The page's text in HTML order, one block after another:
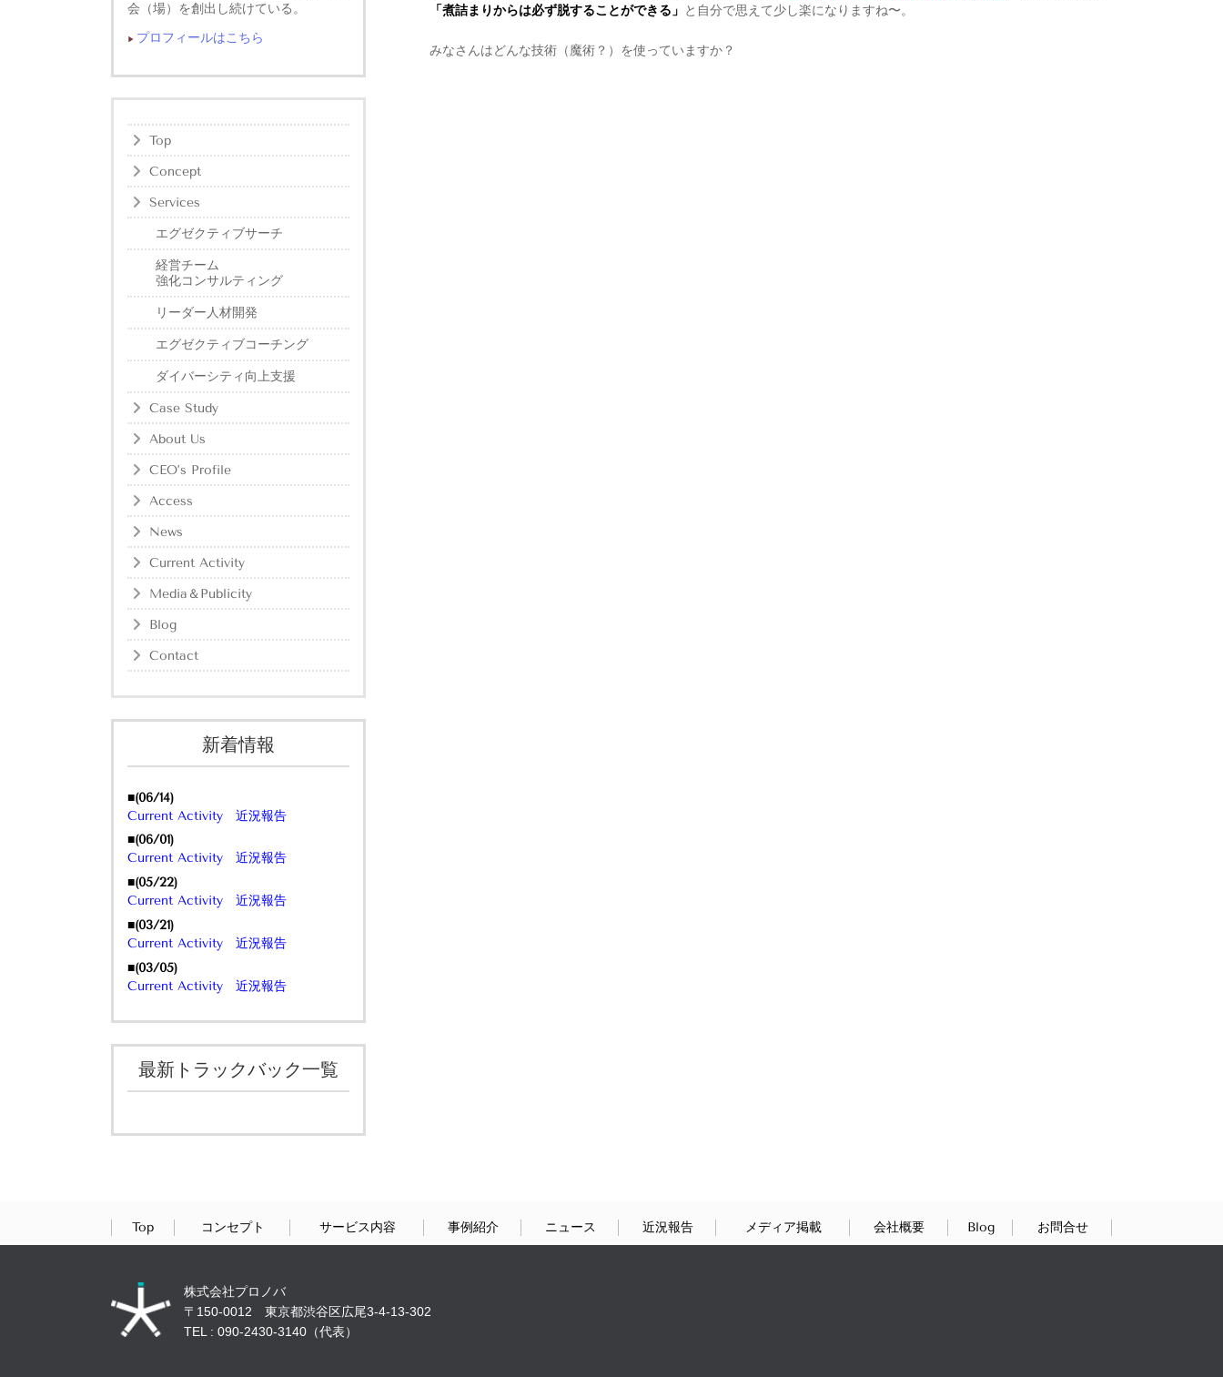
「煮詰まりからは必ず脱することができる」 と自分で思えて少し楽になりますね〜。
みなさんはどんな技術（魔術？）を使っていますか？
会（場）を創出し続けている。
▶︎ プロフィールはこちら
Top
Concept
Services
エグゼクティブサーチ
経営チーム
強化コンサルティング
リーダー人材開発
エグゼクティブコーチング
ダイバーシティ向上支援
Case Study
About Us
CEO’s Profile
Access
News
Current Activity
Media＆Publicity
Blog
Contact
新着情報
■(06/14)
Current Activity 近況報告
■(06/01)
Current Activity 近況報告
■(05/22)
Current Activity 近況報告
■(03/21)
Current Activity 近況報告
■(03/05)
Current Activity 近況報告
最新トラックバック一覧
Top コンセプト サービス内容 事例紹介 ニュース 近況報告 メディア掲載 会社概要 Blog お問合せ
株式会社プロノバ
〒150-0012 東京都渋谷区広尾3-4-13-302
TEL : 090-2430-3140（代表）